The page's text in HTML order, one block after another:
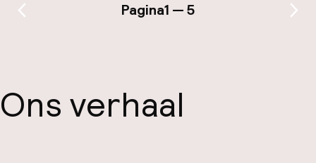
Vorige pagina Pagina1 — 5
Ons verhaal